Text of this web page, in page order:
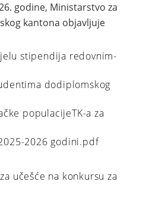
godine, Ministarstvo za
kantona objavljuje
stipendija redovnim-
dodiplomskog
populacijeTK-a za
2026 godini.pdf
učešće na konkursu za